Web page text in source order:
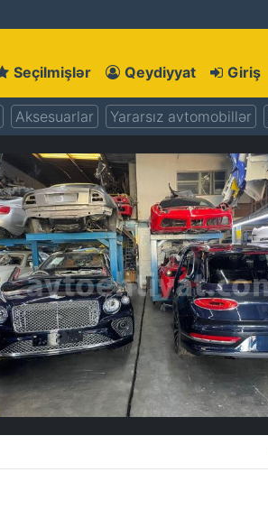
Seçilmişlər Qeydiyyat Giriş
Aksesuarlar Yararsız avtomobillər